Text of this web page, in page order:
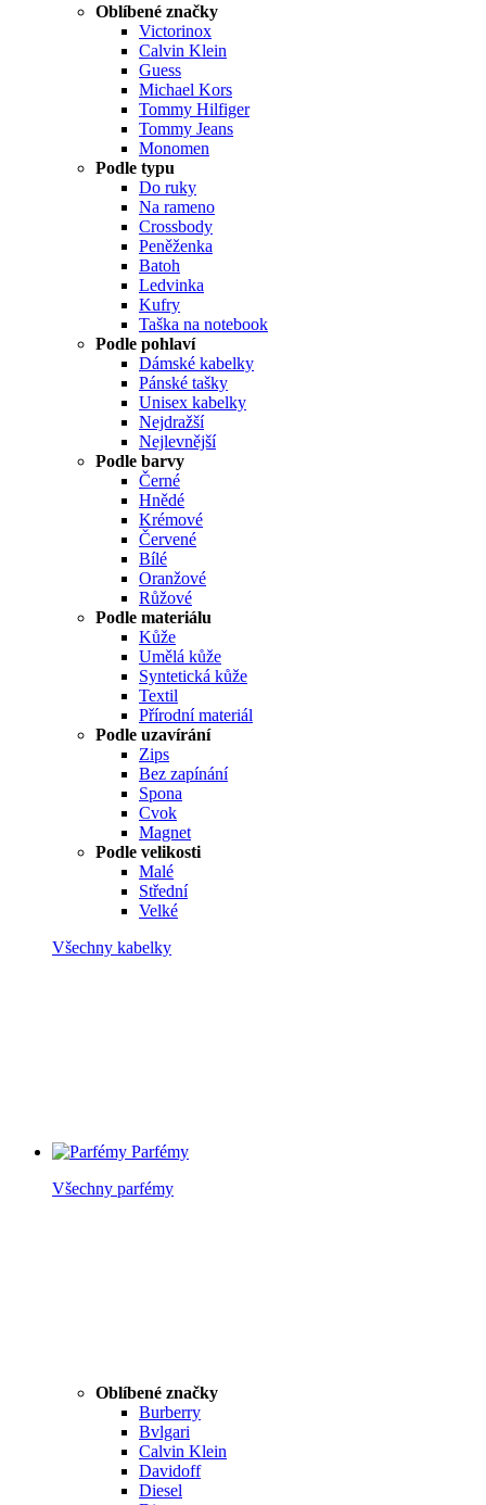
Oblíbené značky
Victorinox
Calvin Klein
Guess
Michael Kors
Tommy Hilfiger
Tommy Jeans
Monomen
Podle typu
Do ruky
Na rameno
Crossbody
Peněženka
Batoh
Ledvinka
Kufry
Taška na notebook
Podle pohlaví
Dámské kabelky
Pánské tašky
Unisex kabelky
Nejdražší
Nejlevnější
Podle barvy
Černé
Hnědé
Krémové
Červené
Bílé
Oranžové
Růžové
Podle materiálu
Kůže
Umělá kůže
Syntetická kůže
Textil
Přírodní materiál
Podle uzavírání
Zips
Bez zapínání
Spona
Cvok
Magnet
Podle velikosti
Malé
Střední
Velké
Všechny kabelky
Parfémy
Všechny parfémy
Oblíbené značky
Burberry
Bvlgari
Calvin Klein
Davidoff
Diesel